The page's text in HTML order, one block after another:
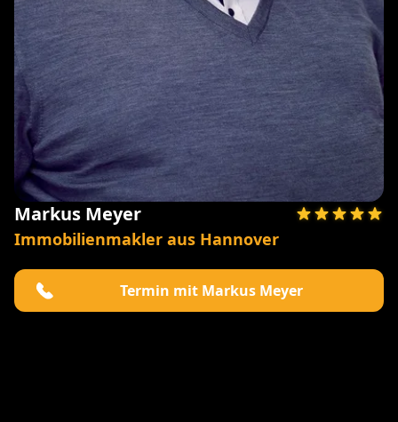
Markus Meyer
Immobilienmakler aus Hannover
Termin mit Markus Meyer